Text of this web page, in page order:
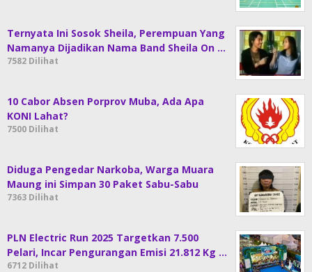
Ternyata Ini Sosok Sheila, Perempuan Yang
Namanya Dijadikan Nama Band Sheila On …
7582 Dilihat
10 Cabor Absen Porprov Muba, Ada Apa
KONI Lahat?
7500 Dilihat
Diduga Pengedar Narkoba, Warga Muara
Maung ini Simpan 30 Paket Sabu-Sabu
7363 Dilihat
PLN Electric Run 2025 Targetkan 7.500
Pelari, Incar Pengurangan Emisi 21.812 Kg …
6712 Dilihat